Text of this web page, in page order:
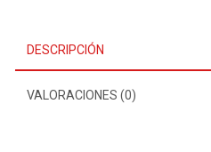
DESCRIPCIÓN
VALORACIONES (0)